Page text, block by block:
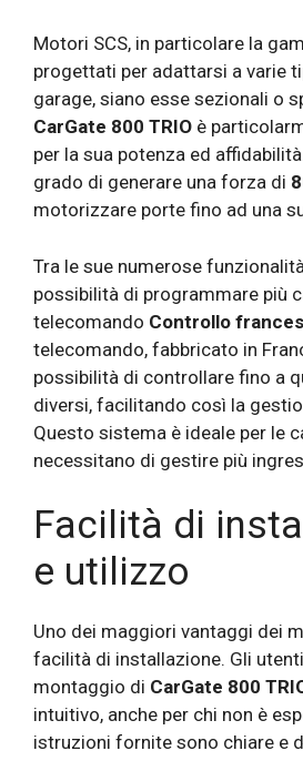
Motori SCS, in particolare la
progettati per adattarsi a varie
garage, siano esse sezionali o
CarGate 800 TRIO è
per la sua potenza ed
grado di generare una forza di
motorizzare porte fino ad una
Tra le sue numerose
possibilità di programmare più
telecomando Controllo
telecomando, fabbricato in
possibilità di controllare fino a
diversi, facilitando così la
Questo sistema è ideale per le
necessitano di gestire più
Facilità di
e utilizzo
Uno dei maggiori vantaggi dei
facilità di installazione. Gli
montaggio di CarGate 800
intuitivo, anche per chi non è
istruzioni fornite sono chiare e